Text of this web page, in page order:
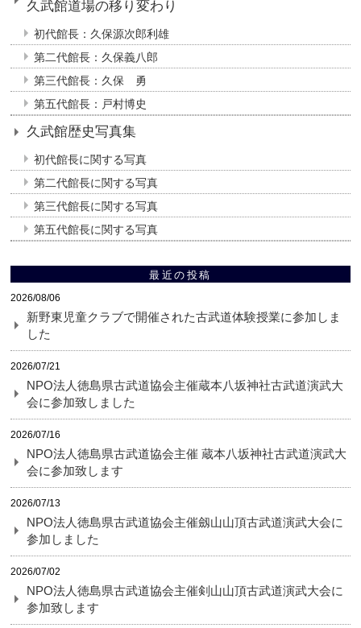
久武館道場の移り変わり
初代館長：久保源次郎利雄
第二代館長：久保義八郎
第三代館長：久保 勇
第五代館長：戸村博史
久武館歴史写真集
初代館長に関する写真
第二代館長に関する写真
第三代館長に関する写真
第五代館長に関する写真
最近の投稿
2026/08/06
新野東児童クラブで開催された古武道体験授業に参加しま
した
2026/07/21
NPO法人徳島県古武道協会主催蔵本八坂神社古武道演武大
会に参加致しました
2026/07/16
NPO法人徳島県古武道協会主催 蔵本八坂神社古武道演武大
会に参加致します
2026/07/13
NPO法人徳島県古武道協会主催劔山山頂古武道演武大会に
参加しました
2026/07/02
NPO法人徳島県古武道協会主催剣山山頂古武道演武大会に
参加致します